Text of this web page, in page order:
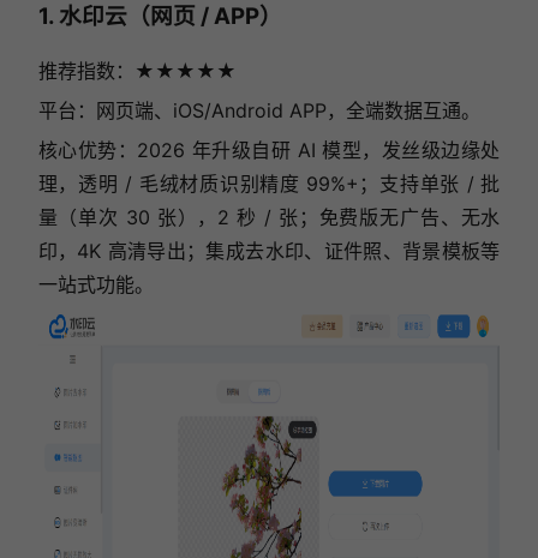
1. 水印云（网页 / APP）
推荐指数：★★★★★
平台：网页端、iOS/Android APP，全端数据互通。
核心优势：2026 年升级自研 AI 模型，发丝级边缘处
理，透明 / 毛绒材质识别精度 99%+；支持单张 / 批
量（单次 30 张），2 秒 / 张；免费版无广告、无水
印，4K 高清导出；集成去水印、证件照、背景模板等
一站式功能。